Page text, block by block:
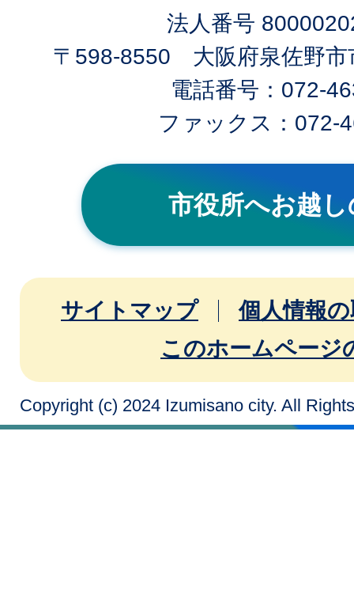
法人番号
〒598-8550 大阪府泉佐野市
電話番号：072-
ファックス：072-
市役所へお越
サイトマップ
個人情報
このホームページ
Copyright (c) 2024 Izumisano city. All